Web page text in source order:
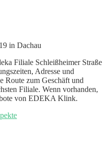
in Dachau
Filiale Schleißheimer Straße
Adresse und
Route zum Geschäft und
Filiale. Wenn vorhanden,
von EDEKA Klink.